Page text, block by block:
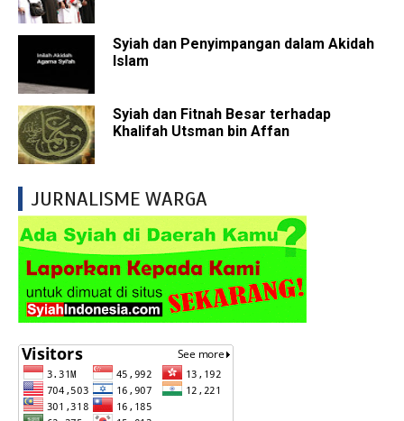
Syiah dan Penyimpangan dalam Akidah
Islam
Syiah dan Fitnah Besar terhadap
Khalifah Utsman bin Affan
JURNALISME WARGA